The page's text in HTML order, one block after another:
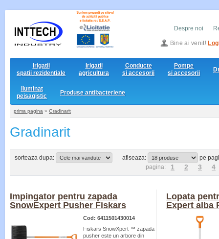
Despre noi
Bine ai venit!
Irigatii
spatii rezidentiale
Irigatii
agricultura
Conducte
si accesorii
Pompe
si accesorii
Iluminat
peisagistic
Produse antibacteriene
prima pagina » Gradinarit
Gradinarit
sorteaza dupa: afiseaza:
pe
pagina:
1 2 3 4
Impingator pentru zapada
SnowExpert Pusher Fiskars
Cod: 6411501430014
Fiskars SnowXpert ™ zapada
pusher este un arbore din
Lopata
Expert alba